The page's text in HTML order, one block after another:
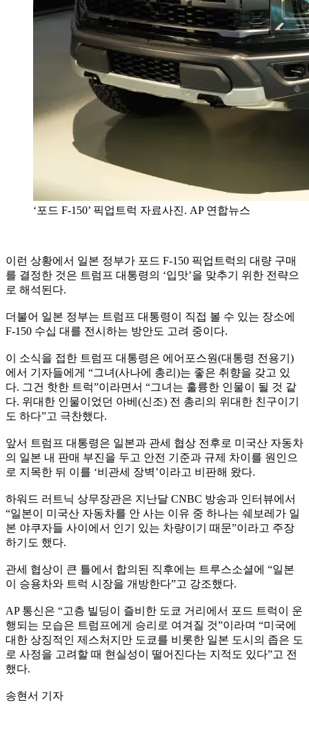
‘포드 F-150’ 픽업트럭 자료사진. AP 연합뉴스
이런 상황에서 일본 정부가 포드 F-150 픽업트럭의 대량 구매
를 결정한 것은 트럼프 대통령의 ‘입맛’을 맞추기 위한 전략으
로 해석된다.
더불어 일본 정부는 트럼프 대통령이 직접 볼 수 있는 장소에
F-150 수십 대를 전시하는 방안도 고려 중이다.
이 소식을 접한 트럼프 대통령은 에어포스원(대통령 전용기)
에서 기자들에게 “그녀(사나에 총리)는 좋은 취향을 갖고 있
다. 그건 핫한 트럭”이라면서 “그녀는 훌륭한 인물이 될 것 같
다. 위대한 인물이었던 아베(신조) 전 총리의 위대한 친구이기
도 하다”고 극찬했다.
앞서 트럼프 대통령은 일본과 관세 협상 전후로 미국산 자동차
의 일본 내 판매 부진을 두고 안전 기준과 규제 차이를 원인으
로 지목한 뒤 이를 ‘비관세 장벽’이라고 비판해 왔다.
하워드 러트닉 상무장관은 지난달 CNBC 방송과 인터뷰에서
“일본이 미국산 자동차를 안 사는 이유 중 하나는 쉐보레가 일
본 야쿠자들 사이에서 인기 있는 차량이기 때문”이라고 주장
하기도 했다.
관세 협상이 큰 틀에서 합의된 직후에는 트루스소셜에 “일본
이 승용차와 트럭 시장을 개방한다”고 강조했다.
AP 통신은 “고층 빌딩이 즐비한 도쿄 거리에서 포드 트럭이 운
행되는 모습은 트럼프에게 승리로 여겨질 것”이라며 “미국에
대한 상징적인 제스처지만 도쿄를 비롯한 일본 도시의 좁은 도
로 사정을 고려할 때 현실성이 떨어진다는 지적도 있다”고 전
했다.
송현서 기자